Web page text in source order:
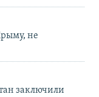
не
заключили